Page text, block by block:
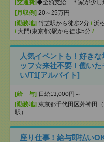
[交通費]◆全額支給 ＊家が少し
[月収例] 20～25万円
[勤務地] 竹芝駅から徒歩2分 / 浜
/ 大門(東京都)駅から徒歩5分 / …
人気イベントも！好き
ッフ☆来社不要！働いた
い/T1[アルバイト]
[給 与] 日給13,000円～
[勤務地] 東京都千代田区外神田
駅）
座り仕事！給与即払い